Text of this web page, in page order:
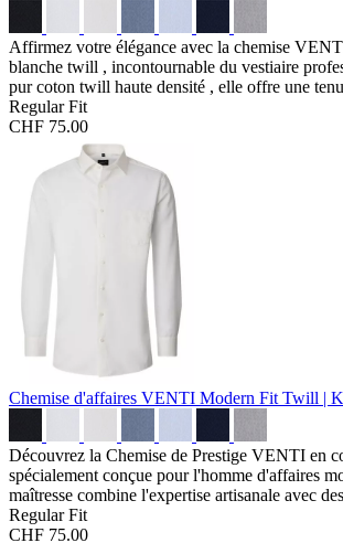
Affirmez votre élégance avec la chemise
blanche twill , incontournable du vestiaire
pur coton twill haute densité , elle offre une
Regular Fit
CHF 75.00
Chemise d'affaires VENTI Modern Fit Twill |
Découvrez la Chemise de Prestige VENTI en
spécialement conçue pour l'homme d'affaires
maîtresse combine l'expertise artisanale avec
Regular Fit
CHF 75.00